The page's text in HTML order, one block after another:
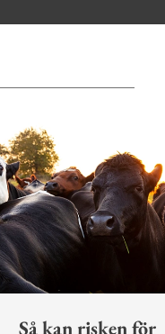
Så kan risken för